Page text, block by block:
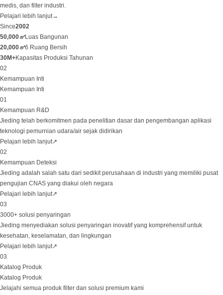
medis, dan filter industri.
Pelajari lebih lanjut→
Since2002
50,000㎡Luas Bangunan
20,000㎡6 Ruang Bersih
30M+Kapasitas Produksi Tahunan
02
Kemampuan Inti
Kemampuan Inti
01
Kemampuan R&D
Jieding telah berkomitmen pada penelitian dasar dan pengembangan aplikasi
teknologi pemurnian udara/air sejak didirikan
Pelajari lebih lanjut↗
02
Kemampuan Deteksi
Jieding adalah salah satu dari sedikit perusahaan di industri yang memiliki pusat
pengujian CNAS yang diakui oleh negara
Pelajari lebih lanjut↗
03
3000+ solusi penyaringan
Jieding menyediakan solusi penyaringan inovatif yang komprehensif untuk
kesehatan, keselamatan, dan lingkungan
Pelajari lebih lanjut↗
03
Katalog Produk
Katalog Produk
Jelajahi semua produk filter dan solusi premium kami